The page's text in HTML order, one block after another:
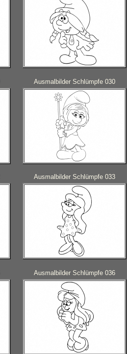
Ausmalbilder Schlümpfe 030
Ausmalbilder Schlümpfe 033
Ausmalbilder Schlümpfe 036